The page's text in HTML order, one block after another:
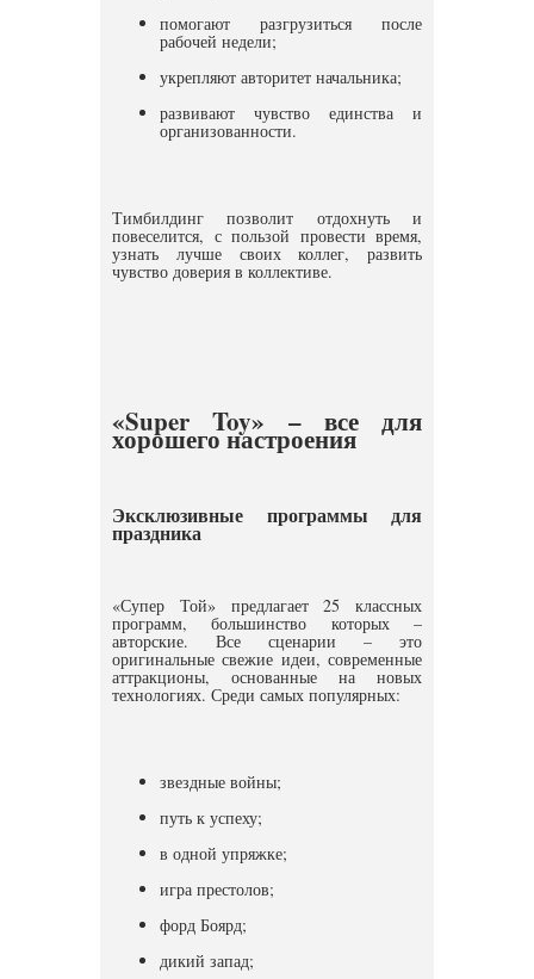
помогают разгрузиться после
рабочей недели;
укрепляют авторитет начальника;
развивают чувство единства и
организованности.
Тимбилдинг позволит отдохнуть и
повеселится, с пользой провести время,
узнать лучше своих коллег, развить
чувство доверия в коллективе.
«Super Toy» – все для
хорошего настроения
Эксклюзивные программы для
праздника
«Супер Той» предлагает 25 классных
программ, большинство которых –
авторские. Все сценарии – это
оригинальные свежие идеи, современные
аттракционы, основанные на новых
технологиях. Среди самых популярных:
звездные войны;
путь к успеху;
в одной упряжке;
игра престолов;
форд Боярд;
дикий запад;